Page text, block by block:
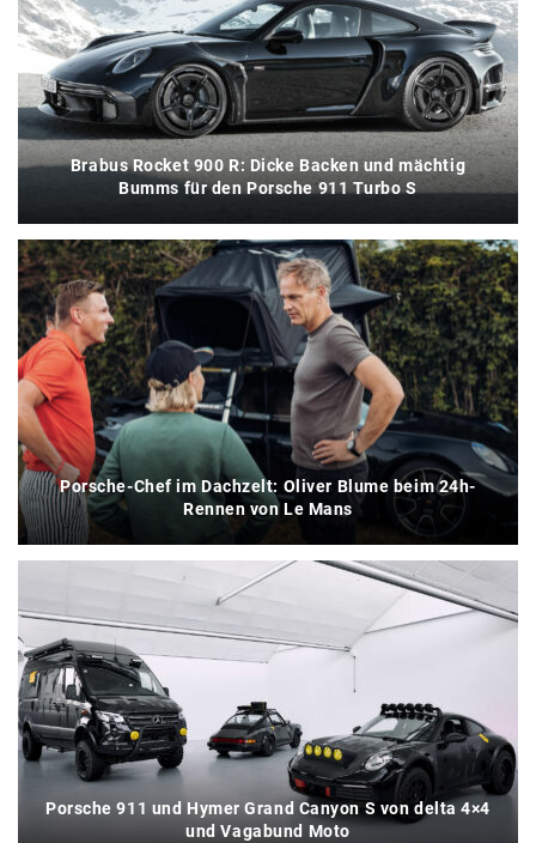
Brabus Rocket 900 R: Dicke Backen und mächtig
Bumms für den Porsche 911 Turbo S
Porsche-Chef im Dachzelt: Oliver Blume beim 24h-
Rennen von Le Mans
Porsche 911 und Hymer Grand Canyon S von delta 4×4
und Vagabund Moto